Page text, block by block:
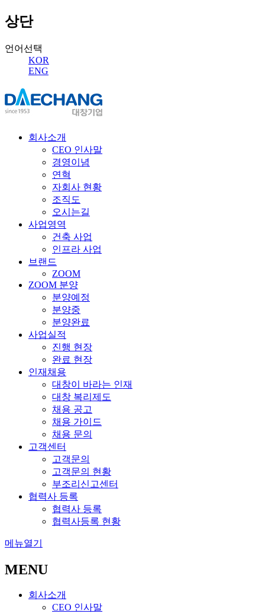
상단
언어선택
KOR
ENG
회사소개
CEO 인사말
경영이념
연혁
자회사 현황
조직도
오시는길
사업영역
건축 사업
인프라 사업
브랜드
ZOOM
ZOOM 분양
분양예정
분양중
분양완료
사업실적
진행 현장
완료 현장
인재채용
대창이 바라는 인재
대창 복리제도
채용 공고
채용 가이드
채용 문의
고객센터
고객문의
고객문의 현황
부조리신고센터
협력사 등록
협력사 등록
협력사등록 현황
메뉴열기
MENU
회사소개
CEO 인사말